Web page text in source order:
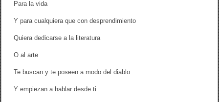
Para la vida
Y para cualquiera que con desprendimiento
Quiera dedicarse a la literatura
O al arte
Te buscan y te poseen a modo del diablo
Y empiezan a hablar desde ti